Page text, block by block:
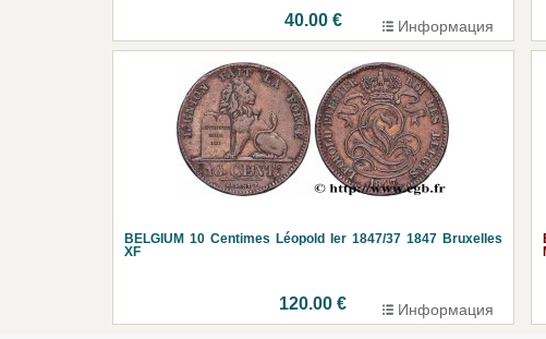
40.00 € Информация
BELGIUM 10 Centimes Léopold Ier 1847/37 1847 Bruxelles
XF
120.00 € Информация